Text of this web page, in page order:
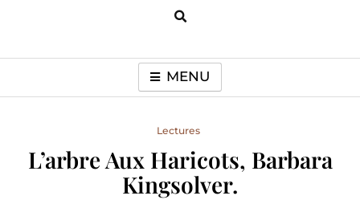
MENU
Lectures
L’arbre Aux Haricots, Barbara
Kingsolver.